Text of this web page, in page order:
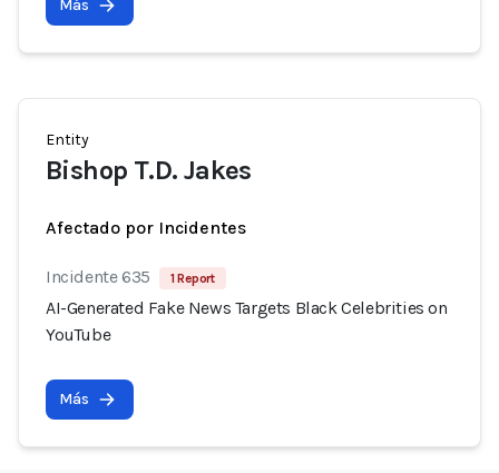
Más
Entity
Bishop T.D. Jakes
Afectado por Incidentes
Incidente 635 1 Report
AI-Generated Fake News Targets Black Celebrities on
YouTube
Más